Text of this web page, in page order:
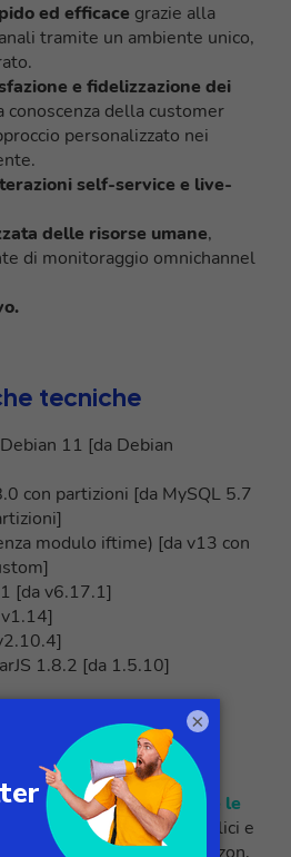
ed efficace grazie alla
tramite un ambiente unico,
e fidelizzazione dei
conoscenza della customer
personalizzato nei
self-service e live-
delle risorse umane,
di monitoraggio omnichannel
tecniche
11 [da Debian
con partizioni [da MySQL 5.7
modulo iftime) [da v13 con
[da v6.17.1]
1.8.2 [da 1.5.10]
XCALLY
diampliare ulteriormente le
ancora più semplici e
×